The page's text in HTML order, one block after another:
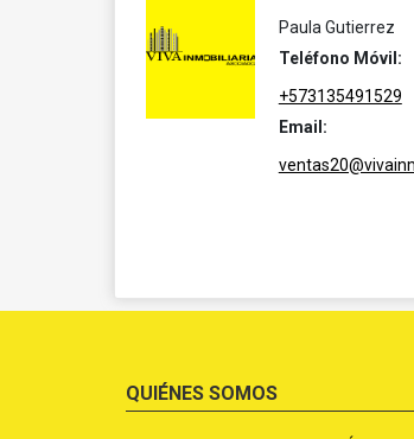
Paula Gutierrez
Teléfono Móvil:
+573135491529
Email:
QUIÉNES SOMOS